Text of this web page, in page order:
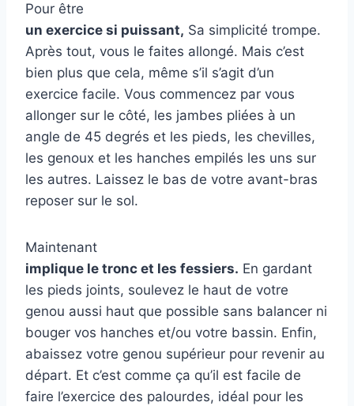
Pour être
un exercice si puissant, Sa simplicité trompe.
Après tout, vous le faites allongé. Mais c’est
bien plus que cela, même s’il s’agit d’un
exercice facile. Vous commencez par vous
allonger sur le côté, les jambes pliées à un
angle de 45 degrés et les pieds, les chevilles,
les genoux et les hanches empilés les uns sur
les autres. Laissez le bas de votre avant-bras
reposer sur le sol.
Maintenant
implique le tronc et les fessiers. En gardant
les pieds joints, soulevez le haut de votre
genou aussi haut que possible sans balancer ni
bouger vos hanches et/ou votre bassin. Enfin,
abaissez votre genou supérieur pour revenir au
départ. Et c’est comme ça qu’il est facile de
faire l’exercice des palourdes, idéal pour les